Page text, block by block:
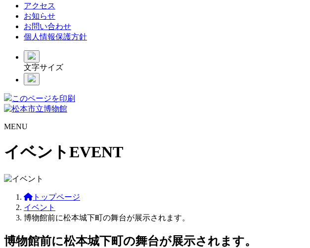
アクセス
お知らせ
お問い合わせ
個人情報保護方針
文字サイズ
このページを印刷
MENU
イベントEVENT
トップページ
イベント
博物館前に松本城下町の舞台が展示されます。
博物館前に松本城下町の舞台が展示されます。